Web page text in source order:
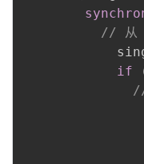
// 从
if